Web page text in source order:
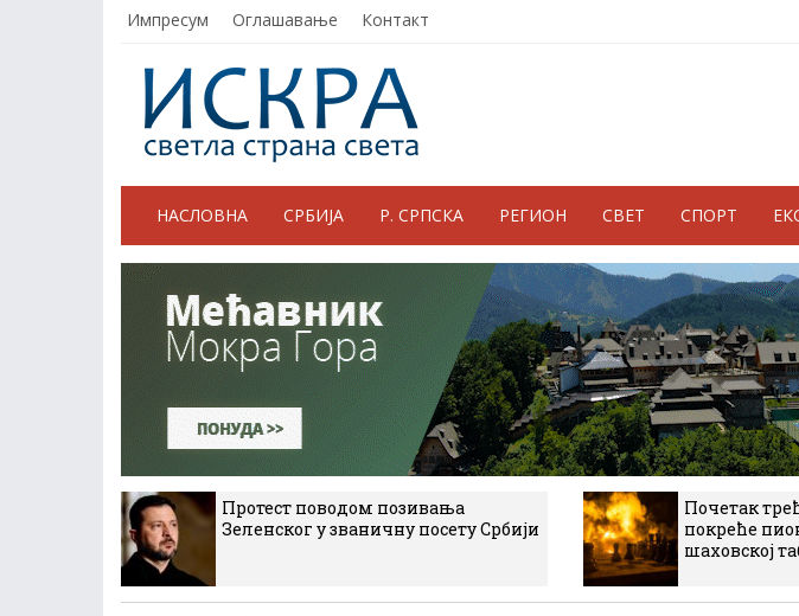
Импресум Оглашавање Контакт
НАСЛОВНА СРБИЈА Р. СРПСКА РЕГИОН СВЕТ СПОРТ
Протест поводом позивања
Зеленског у званичну посету Србији
Почетак
покреће
шаховској